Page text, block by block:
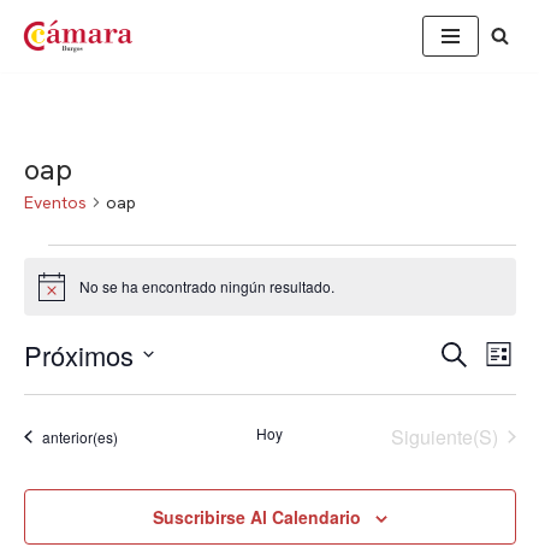
oap
Eventos oap
Aviso No se ha encontrado ningún resultado.
de
y
vistas
Buscar
de
Lista
Próximos
fecha.
Eventos
anterior(es) Hoy Eventos
Siguiente(s)
Suscribirse Al Calendario